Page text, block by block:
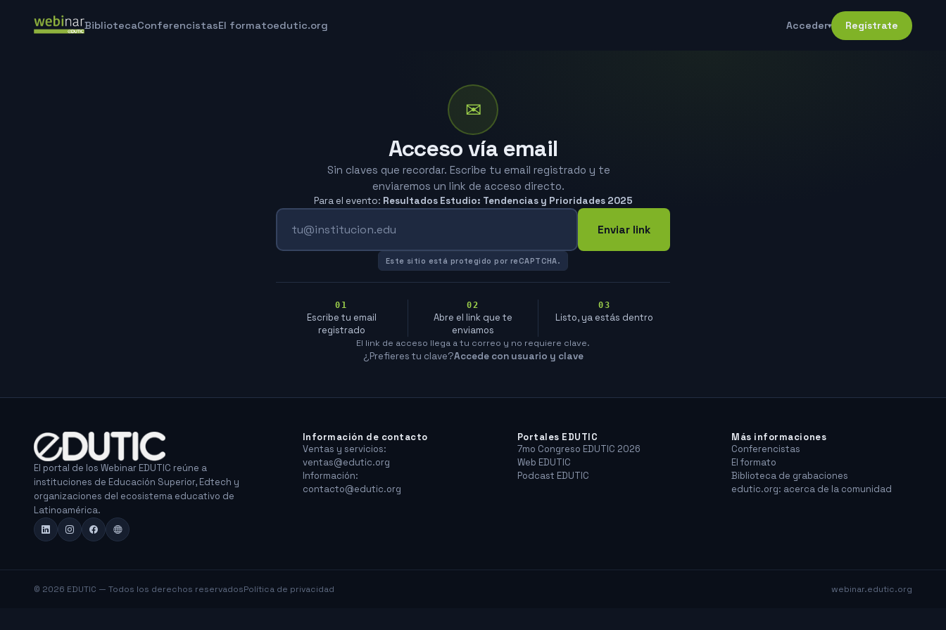
BibliotecaConferencistasEl formatoedutic.org Acceder▾ Regístrate
✉
Acceso vía email
Sin claves que recordar. Escribe tu email registrado y te
enviaremos un link de acceso directo.
Para el evento: Resultados Estudio: Tendencias y Prioridades 2025
Enviar link
Este sitio está protegido por reCAPTCHA.
01
Escribe tu email
registrado
02
Abre el link que te
enviamos
03
Listo, ya estás dentro
El link de acceso llega a tu correo y no requiere clave.
¿Prefieres tu clave?Accede con usuario y clave
El portal de los Webinar EDUTIC reúne a
instituciones de Educación Superior, Edtech y
organizaciones del ecosistema educativo de
Latinoamérica.
Información de contacto
Ventas y servicios:
ventas@edutic.org
Información:
contacto@edutic.org
Portales EDUTIC
7mo Congreso EDUTIC 2026
Web EDUTIC
Podcast EDUTIC
Más informaciones
Conferencistas
El formato
Biblioteca de grabaciones
edutic.org: acerca de la comunidad
© 2026 EDUTIC — Todos los derechos reservadosPolítica de privacidad webinar.edutic.org